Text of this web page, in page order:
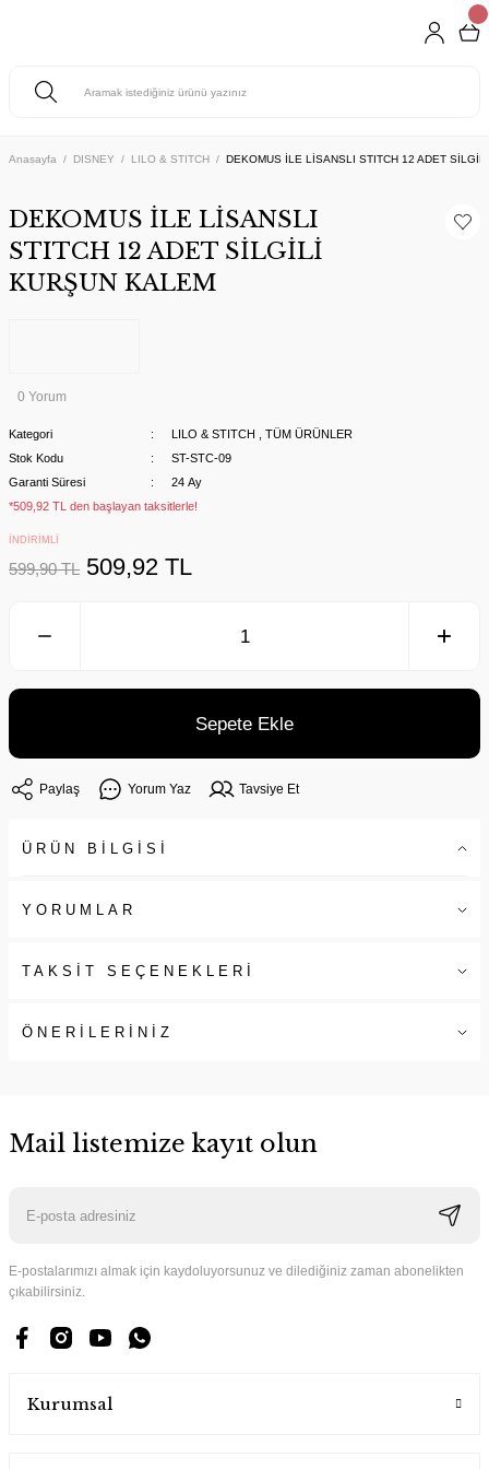
Anasayfa DISNEY LILO & STITCH DEKOMUS İLE LİSANSLI STITCH 12 ADET
DEKOMUS İLE LİSANSLI
STITCH 12 ADET SİLGİLİ
KURŞUN KALEM
0 Yorum
Kategori LILO & STITCH
TÜM ÜRÜNLER
Stok Kodu
ST-STC-09
Garanti Süresi
24 Ay
*509,92 TL den başlayan taksitlerle!
İNDİRİMLİ
599,90 TL 509,92 TL
Sepete Ekle
Paylaş Yorum Yaz Tavsiye Et
ÜRÜN BİLGİSİ
YORUMLAR
TAKSİT SEÇENEKLERİ
ÖNERİLERİNİZ
Mail listemize kayıt olun
E-postalarımızı almak için kaydoluyorsunuz ve dilediğiniz zaman abonelikten
çıkabilirsiniz.
Kurumsal